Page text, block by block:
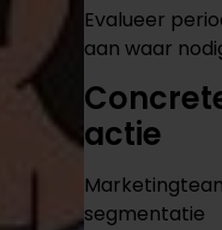
Evalueer
aan waar
actie
segmentatie